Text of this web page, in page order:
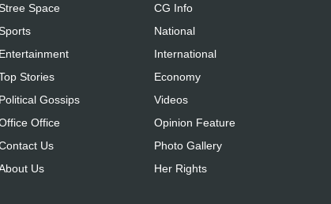
Space
Entertainment
Stories
Political Gossips
Office
Us
Us
CG Info
National
International
Economy
Videos
Opinion Feature
Photo Gallery
Her Rights